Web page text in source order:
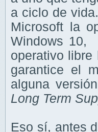
a ciclo de
Microsoft la
Windows 10,
operativo libre
garantice el
alguna
Long Term
Eso sí, antes